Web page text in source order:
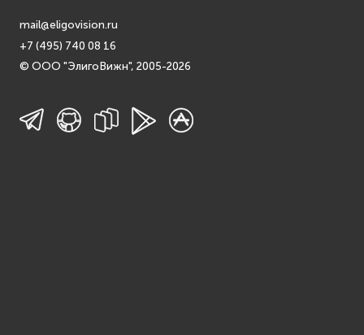
mail@eligovision.ru
+7 (495) 740 08 16
© ООО "ЭлигоВижн", 2005-2026